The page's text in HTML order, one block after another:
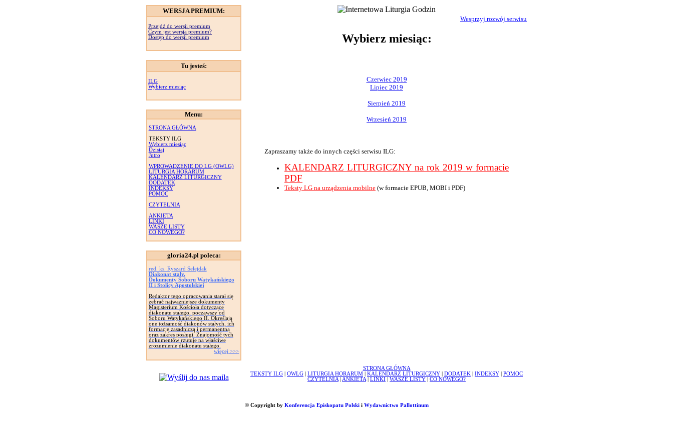
WERSJA PREMIUM:
Przejdź do wersji premium
Czym jest wersja premium?
Dostęp do wersji premium
Tu jesteś:
ILG
Wybierz miesiąc
Menu:
STRONA GŁÓWNA
TEKSTY ILG
Wybierz miesiąc
Dzisiaj
Jutro
WPROWADZENIE DO LG (OWLG)
LITURGIA HORARUM
KALENDARZ LITURGICZNY
DODATEK
INDEKSY
POMOC
CZYTELNIA
ANKIETA
LINKI
WASZE LISTY
CO NOWEGO?
gloria24.pl poleca:
red. ks. Ryszard Selejdak
Diakonat stały.
Dokumenty Soboru Watykańskiego
II i Stolicy Apostolskiej
Redaktor tego opracowania starał się
zebrać najważniejsze dokumenty
Magisterium Kościoła dotyczące
diakonatu stałego, począwszy od
Soboru Watykańskiego II. Określają
one tożsamość diakonów stałych, ich
formację zasadniczą i permanentną
oraz zakres posługi. Znajomość tych
dokumentów rzutuje na właściwe
zrozumienie diakonatu stałego.
więcej >>>
Wesprzyj rozwój serwisu
Wybierz miesiąc:
Czerwiec 2019
Lipiec 2019
Sierpień 2019
Wrzesień 2019
Zapraszamy także do innych części serwisu ILG:
KALENDARZ LITURGICZNY na rok 2019 w formacie
PDF
Teksty LG na urządzenia mobilne (w formacie EPUB, MOBI i PDF)
STRONA GŁÓWNA
TEKSTY ILG
OWLG LITURGIA HORARUM KALENDARZ LITURGICZNY DODATEK INDEKSY
POMOC
CZYTELNIA
ANKIETA LINKI WASZE LISTY CO NOWEGO?
© Copyright by Konferencja Episkopatu Polskii Wydawnictwo Pallottinum